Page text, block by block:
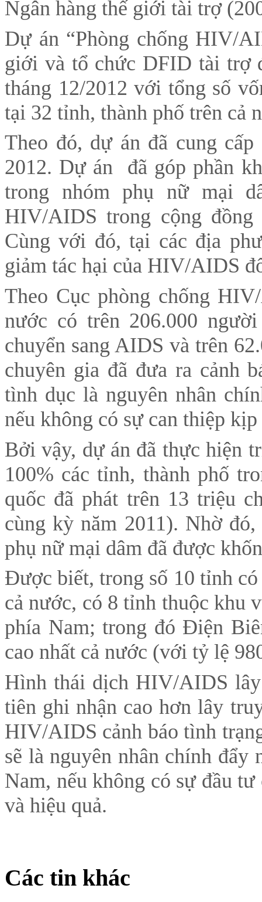
Ngân hàng thế giới tài trợ
Dự án “Phòng chống HIV/
giới và tổ chức DFID tài trợ
tháng 12/2012 với tổng số
tại 32 tỉnh, thành phố trên cả
Theo đó, dự án đã cung
2012. Dự án đã góp phần
trong nhóm phụ nữ mại
HIV/AIDS trong cộng
Cùng với đó, tại các địa
giảm tác hại của HIV/AIDS
Theo Cục phòng chống
nước có trên 206.000
chuyển sang AIDS và trên
chuyên gia đã đưa ra cảnh
tình dục là nguyên nhân
nếu không có sự can thiệp
Bởi vậy, dự án đã thực hiện
100% các tỉnh, thành phố
quốc đã phát trên 13 triệu
cùng kỳ năm 2011). Nhờ
phụ nữ mại dâm đã được
Được biết, trong số 10 tỉnh
cả nước, có 8 tỉnh thuộc khu
phía Nam; trong đó Điện
cao nhất cả nước (với tỷ lệ
Hình thái dịch HIV/AIDS
tiên ghi nhận cao hơn lây
HIV/AIDS cảnh báo tình
sẽ là nguyên nhân chính
Nam, nếu không có sự đầu
và hiệu quả.
Các tin khác